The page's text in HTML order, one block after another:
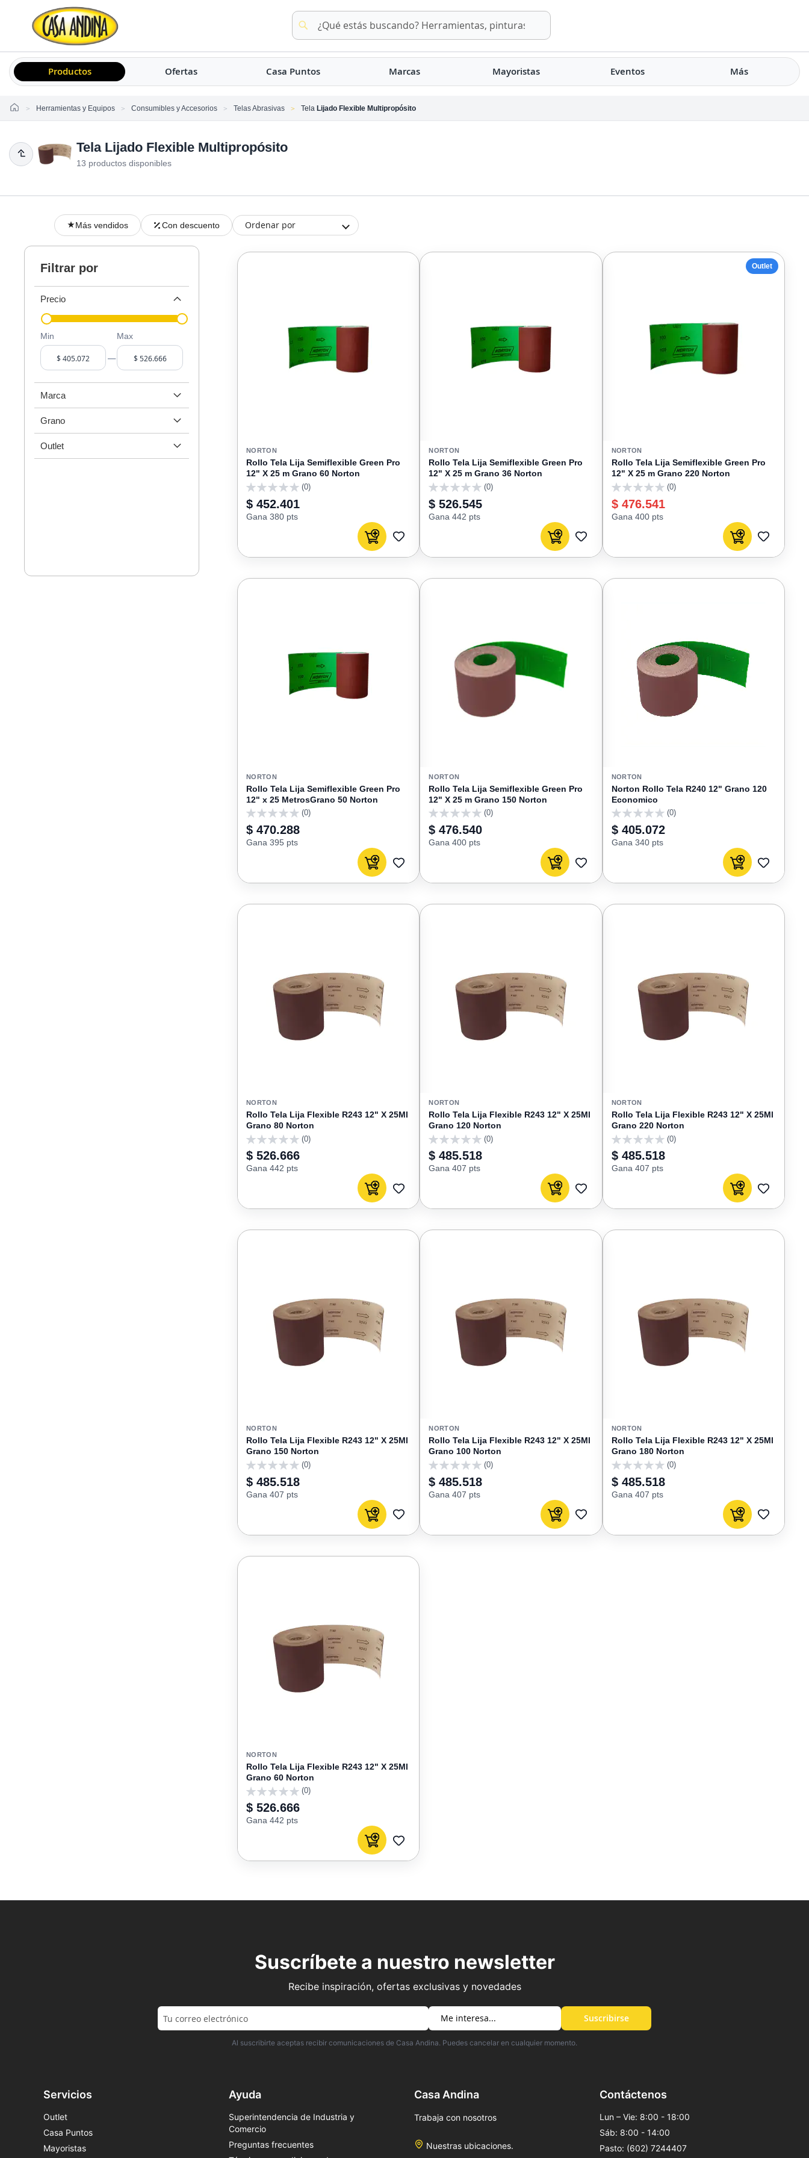
Buscar
Buscar
Productos Ofertas Casa Puntos Marcas Mayoristas Eventos Más
HomeHerramientas y Equipos Consumibles y Accesorios Telas Abrasivas Tela Lijado Flexible Multipropósito
Tela Lijado Flexible Multipropósito
13 productos disponibles
Más vendidos Con descuento Ordenar por
NORTON
Rollo Tela Lija Semiflexible Green Pro
12" X 25 m Grano 60 Norton
(0)
$ 452.401
Gana 380 pts
Agregar al carrito
AGREGAR
FAVORITOS
NORTON
Rollo Tela Lija Semiflexible Green Pro
12" X 25 m Grano 36 Norton
(0)
$ 526.545
Gana 442 pts
Agregar al carrito
AGREGAR
FAVORITOS
Outlet
NORTON
Rollo Tela Lija Semiflexible Green Pro
12" X 25 m Grano 220 Norton
(0)
$ 476.541
Gana 400 pts
Agregar al carrito
AGREGAR
NORTON
Rollo Tela Lija Semiflexible Green Pro
12" x 25 MetrosGrano 50 Norton
0
(0)
$ 470.288
Gana 395 pts
Agregar al carrito
AGREGAR
FAVORITOS
NORTON
Rollo Tela Lija Semiflexible Green Pro
12" X 25 m Grano 150 Norton
0
(0)
$ 476.540
Gana 400 pts
Agregar al carrito
AGREGAR
FAVORITOS
NORTON
Norton Rollo Tela R240 12" Grano 120
Economico
0
(0)
$ 405.072
Gana 340 pts
Agregar al carrito
AGREGAR
NORTON
Rollo Tela Lija Flexible R243 12" X 25Ml
Grano 80 Norton
0
(0)
$ 526.666
Gana 442 pts
Agregar al carrito
AGREGAR
FAVORITOS
NORTON
Rollo Tela Lija Flexible R243 12" X 25Ml
Grano 120 Norton
0
(0)
$ 485.518
Gana 407 pts
Agregar al carrito
AGREGAR
FAVORITOS
NORTON
Rollo Tela Lija Flexible R243 12" X 25Ml
Grano 220 Norton
0
(0)
$ 485.518
Gana 407 pts
Agregar al carrito
AGREGAR
NORTON
Rollo Tela Lija Flexible R243 12" X 25Ml
Grano 150 Norton
(0)
$ 485.518
Gana 407 pts
Agregar al carrito
AGREGAR
FAVORITOS
NORTON
Rollo Tela Lija Flexible R243 12" X 25Ml
Grano 100 Norton
(0)
$ 485.518
Gana 407 pts
Agregar al carrito
AGREGAR
NORTON
Rollo Tela Lija Flexible R243 12" X 25Ml
Grano 180 Norton
(0)
$ 485.518
Gana 407 pts
Agregar al carrito
AGREGAR
NORTON
Rollo Tela Lija Flexible R243 12" X 25Ml
Grano 60 Norton
0
(0)
$ 526.666
Gana 442 pts
Agregar al carrito
AGREGAR
Filtrar por
Precio
Min
–
Max
Marca
Grano
Outlet
Suscríbete a nuestro newsletter
Recibe inspiración, ofertas exclusivas y novedades
Suscribirse
Al suscribirte aceptas recibir comunicaciones de Casa Andina. Puedes cancelar en cualquier momento.
Servicios
Outlet
Casa Puntos
Mayoristas
Ayuda
Superintendencia de Industria y
Comercio
Preguntas frecuentes
Casa Andina
Trabaja con nosotros
Nuestras ubicaciones.
Contáctenos
Lun – Vie: 8:00 - 18:00
Sáb: 8:00 - 14:00
Pasto: (602) 7244407